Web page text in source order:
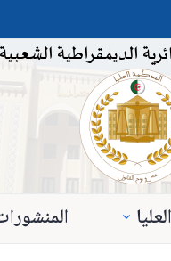
الديمقراطية الشعبية